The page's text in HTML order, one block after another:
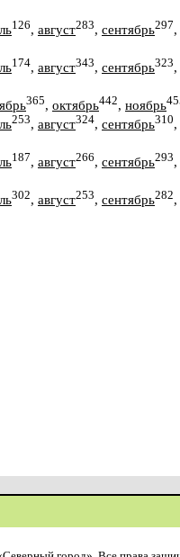
126, август283, сентябрь297,
174, август343, сентябрь323,
365, октябрь442, ноябрь
253, август324, сентябрь310,
187, август266, сентябрь293,
302, август253, сентябрь282,